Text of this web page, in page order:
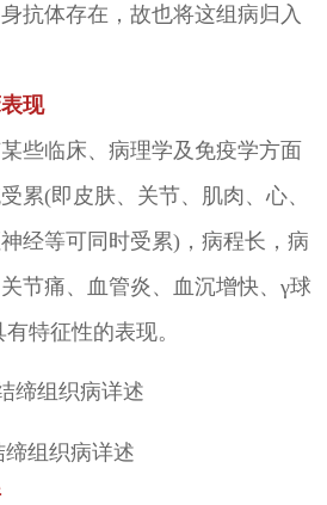
抗体存在，故也将这组病归入
现
临床、病理学及免疫学方面
累(即皮肤、关节、肌肉、心、
经等可同时受累)，病程长，病
节痛、血管炎、血沉增快、γ球
特征性的表现。
缔组织病详述